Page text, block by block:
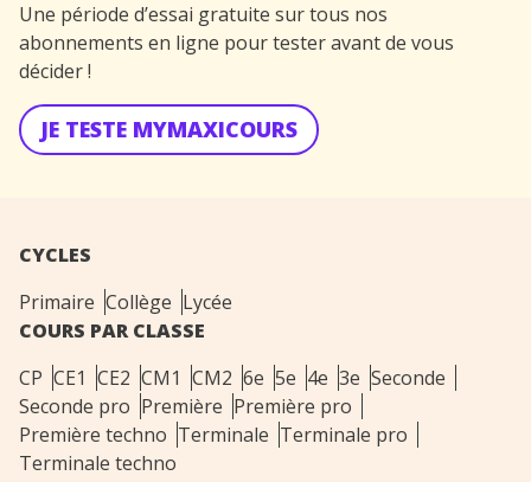
Une période d’essai gratuite sur tous nos
abonnements en ligne pour tester avant de vous
décider !
JE TESTE MYMAXICOURS
CYCLES
Primaire Collège Lycée
COURS PAR CLASSE
CP CE1 CE2 CM1 CM2 6e 5e 4e 3e Seconde
Seconde pro Première Première pro
Première techno Terminale Terminale pro
Terminale techno